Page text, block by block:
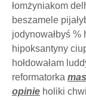
łomżyniakom
beszamele
jodynowałbyś %
hipoksantyny
hołdowałam
reformatorka
opinie holiki